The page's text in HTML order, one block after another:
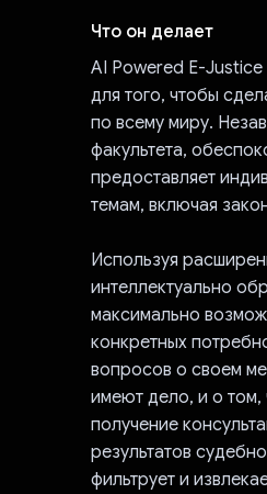
Что он делает
AI Powered E-
для того, чтобы
по всему миру.
факультета,
предоставляет
темам, включая
Используя
интеллектуально
максимально
конкретных
вопросов о своем
имеют дело, и о том,
получение
результатов
фильтрует и